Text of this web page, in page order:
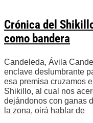
Crónica del
como bandera
Candeleda, Ávila
enclave deslumbrante
esa premisa cruzamos
Shikillo, al cual nos
dejándonos con ganas
la zona, oirá hablar de